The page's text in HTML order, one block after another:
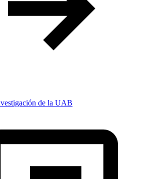
de la UAB